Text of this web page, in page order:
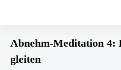
Abnehm-Meditation 4:
gleiten